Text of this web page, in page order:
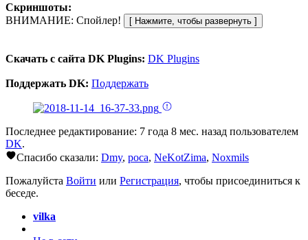
Скриншоты:
ВНИМАНИЕ: Спойлер!
Скачать с сайта DK Plugins: DK Plugins
Поддержать DK: Поддержать
Последнее редактирование: 7 года 8 мес. назад пользователем
DK.
Спасибо сказали: Dmy, poca, NeKotZima, Noxmils
Пожалуйста Войти или Регистрация, чтобы присоединиться к
беседе.
vilka